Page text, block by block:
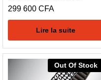
299 600 CFA
Lire la suite
Out Of Stock